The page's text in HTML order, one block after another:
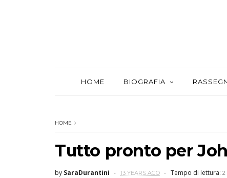
HOME BIOGRAFIA
HOME
Tutto pronto per
by SaraDurantini 13 YEARS AGO Tempo di lettura: 2